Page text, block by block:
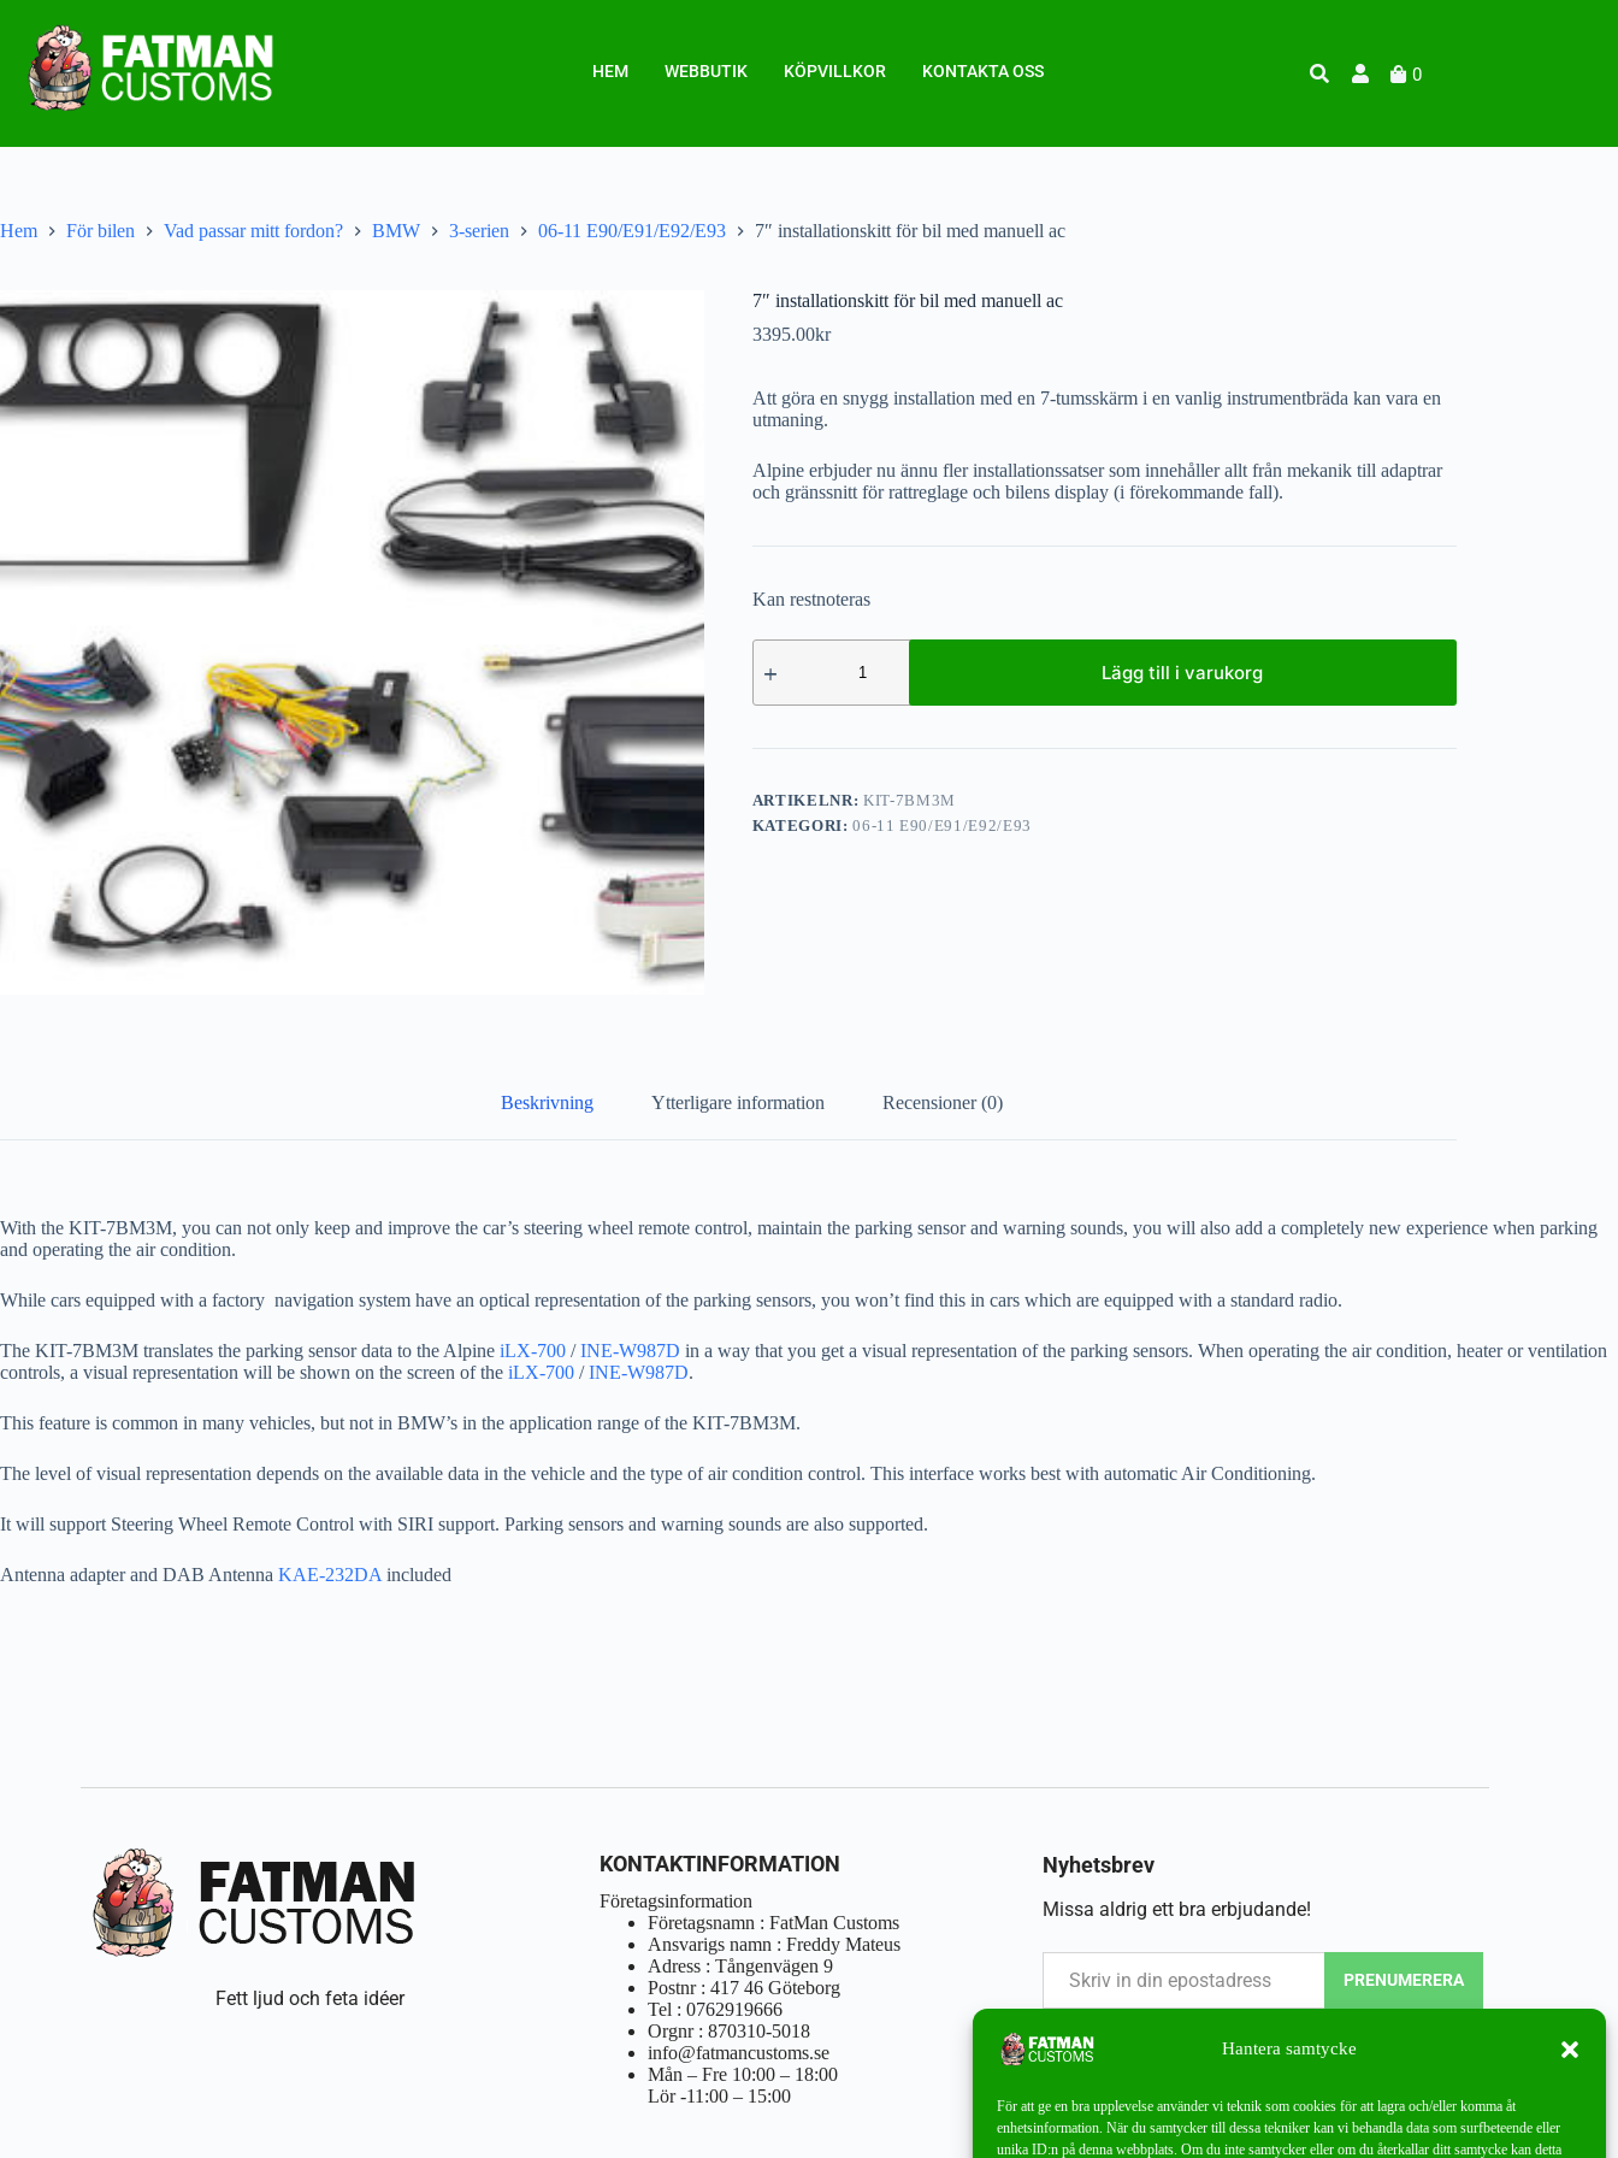
Hantera samtycke
För att ge en bra upplevelse använder vi teknik som cookies för att lagra och/eller komma åt
enhetsinformation. När du samtycker till dessa tekniker kan vi behandla data som surfbeteende eller
unika ID:n på denna webbplats. Om du inte samtycker eller om du återkallar ditt samtycke kan detta
HEM WEBBUTIK KÖPVILLKOR KONTAKTA OSS 0
Hem För bilen Vad passar mitt fordon? BMW 3-serien 06-11 E90/E91/E92/E93 7″ installationskitt för bil med manuell ac
7″ installationskitt för bil med manuell ac
3395.00kr
Att göra en snygg installation med en 7-tumsskärm i en vanlig instrumentbräda kan vara en
utmaning.
Alpine erbjuder nu ännu fler installationssatser som innehåller allt från mekanik till adaptrar
och gränssnitt för rattreglage och bilens display (i förekommande fall).
Kan restnoteras
Lägg till i varukorg
ARTIKELNR: KIT-7BM3M
KATEGORI:06-11 E90/E91/E92/E93
Beskrivning Ytterligare information Recensioner (0)
With the KIT-7BM3M, you can not only keep and improve the car’s steering wheel remote control, maintain the parking sensor and warning sounds, you will also add a completely new experience when parking
and operating the air condition.
While cars equipped with a factory navigation system have an optical representation of the parking sensors, you won’t find this in cars which are equipped with a standard radio.
The KIT-7BM3M translates the parking sensor data to the Alpine iLX-700 /INE-W987D in a way that you get a visual representation of the parking sensors. When operating the air condition, heater or ventilation
controls, a visual representation will be shown on the screen of the iLX-700 /INE-W987D.
This feature is common in many vehicles, but not in BMW’s in the application range of the KIT-7BM3M.
The level of visual representation depends on the available data in the vehicle and the type of air condition control. This interface works best with automatic Air Conditioning.
It will support Steering Wheel Remote Control with SIRI support. Parking sensors and warning sounds are also supported.
Antenna adapter and DAB Antenna KAE-232DA included
Fett ljud och feta idéer
KONTAKTINFORMATION
Företagsinformation
Företagsnamn : FatMan Customs
Ansvarigs namn : Freddy Mateus
Adress : Tångenvägen 9
Postnr : 417 46 Göteborg
Tel : 0762919666
Orgnr : 870310-5018
info@fatmancustoms.se
Mån – Fre 10:00 – 18:00
Lör -11:00 – 15:00
Nyhetsbrev
Missa aldrig ett bra erbjudande!
PRENUMERERA